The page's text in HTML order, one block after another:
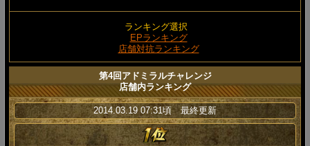
ランキング選択
EPランキング
店舗対抗ランキング
第4回アドミラルチャレンジ
店舗内ランキング
2014.03.19 07:31頃 最終更新